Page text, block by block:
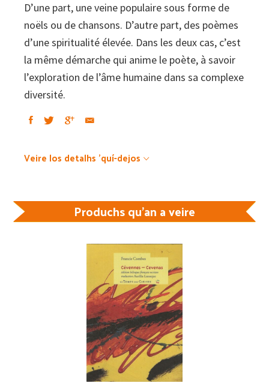
D’une part, une veine populaire sous forme de
noëls ou de chansons. D’autre part, des poèmes
d’une spiritualité élevée. Dans les deux cas, c’est
la même démarche qui anime le poète, à savoir
l’exploration de l’âme humaine dans sa complexe
diversité.
Veire los detalhs 'quí-dejos
Produchs qu'an a veire